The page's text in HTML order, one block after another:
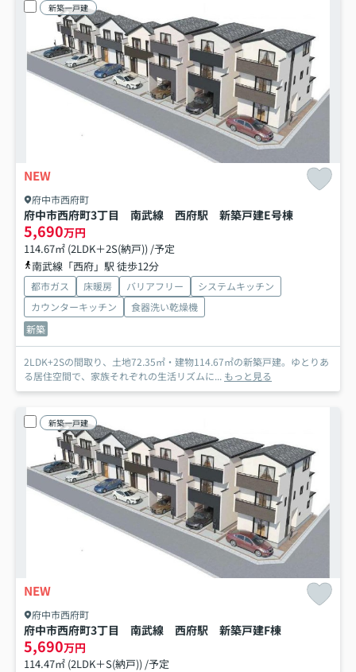
新築一戸建
NEW
府中市西府町
府中市西府町3丁目 南武線 西府駅 新築戸建E号棟
5,690万円
114.67㎡ (2LDK＋2S(納戸)) /予定
南武線「西府」駅 徒歩12分
都市ガス 床暖房 バリアフリー
システムキッチン
カウンターキッチン
食器洗い乾燥機
新築
2LDK+2Sの間取り、土地72.35㎡・建物114.67㎡の新築戸建。ゆとりあ
る居住空間で、家族それぞれの生活リズムに... もっと見る
新築一戸建
NEW
府中市西府町
府中市西府町3丁目 南武線 西府駅 新築戸建F棟
5,690万円
114.47㎡ (2LDK＋S(納戸)) /予定